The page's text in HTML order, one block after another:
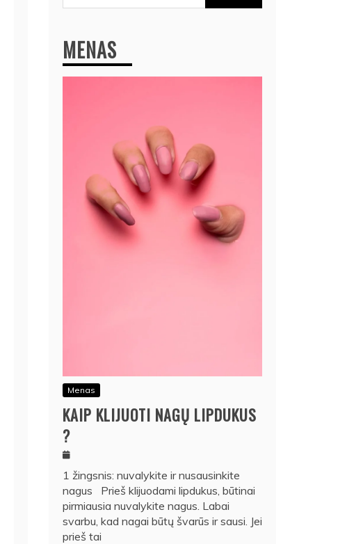
MENAS
Menas
KAIP KLIJUOTI NAGŲ LIPDUKUS
?
1 žingsnis: nuvalykite ir nusausinkite
nagus Prieš klijuodami lipdukus, būtinai
pirmiausia nuvalykite nagus. Labai
svarbu, kad nagai būtų švarūs ir sausi. Jei
prieš tai